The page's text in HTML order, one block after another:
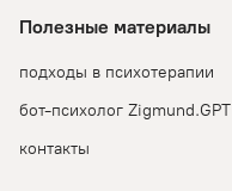
Полезные материалы
подходы в психотерапии
бот-психолог Zigmund.GPT
контакты